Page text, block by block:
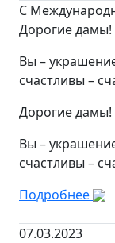
С
Дорогие дамы!
Вы –
счастливы –
Дорогие дамы!
Вы –
счастливы –
Подробнее
07.03.2023